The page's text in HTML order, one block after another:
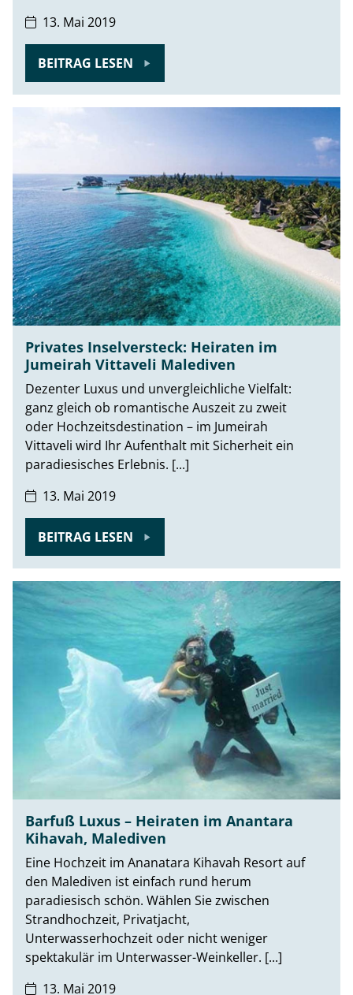
13. Mai 2019
BEITRAG LESEN
Privates Inselversteck: Heiraten im
Jumeirah Vittaveli Malediven
Dezenter Luxus und unvergleichliche Vielfalt:
ganz gleich ob romantische Auszeit zu zweit
oder Hochzeitsdestination – im Jumeirah
Vittaveli wird Ihr Aufenthalt mit Sicherheit ein
paradiesisches Erlebnis. [...]
13. Mai 2019
BEITRAG LESEN
Barfuß Luxus – Heiraten im Anantara
Kihavah, Malediven
Eine Hochzeit im Ananatara Kihavah Resort auf
den Malediven ist einfach rund herum
paradiesisch schön. Wählen Sie zwischen
Strandhochzeit, Privatjacht,
Unterwasserhochzeit oder nicht weniger
spektakulär im Unterwasser-Weinkeller. [...]
13. Mai 2019